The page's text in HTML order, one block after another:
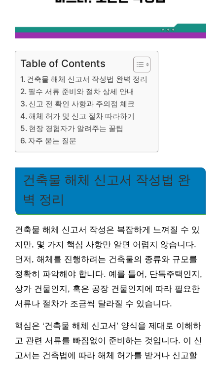
Table of Contents
건축물 해체 신고서 작성법 완벽 정리
필수 서류 준비와 절차 상세 안내
신고 전 확인 사항과 주의점 체크
해체 허가 및 신고 절차 따라하기
현장 경험자가 알려주는 꿀팁
자주 묻는 질문
건축물 해체 신고서 작성법 완
벽 정리
건축물 해체 신고서 작성은 복잡하게 느껴질 수 있
지만, 몇 가지 핵심 사항만 알면 어렵지 않습니다.
먼저, 해체를 진행하려는 건축물의 종류와 규모를
정확히 파악해야 합니다. 예를 들어, 단독주택인지,
상가 건물인지, 혹은 공장 건물인지에 따라 필요한
서류나 절차가 조금씩 달라질 수 있습니다.
핵심은 ‘건축물 해체 신고서’ 양식을 제대로 이해하
고 관련 서류를 빠짐없이 준비하는 것입니다. 이 신
고서는 건축법에 따라 해체 허가를 받거나 신고할